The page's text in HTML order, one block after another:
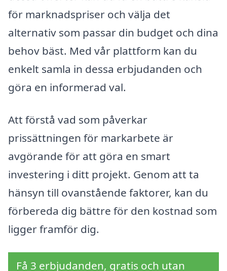
för marknadspriser och välja det
alternativ som passar din budget och dina
behov bäst. Med vår plattform kan du
enkelt samla in dessa erbjudanden och
göra en informerad val.
Att förstå vad som påverkar
prissättningen för markarbete är
avgörande för att göra en smart
investering i ditt projekt. Genom att ta
hänsyn till ovanstående faktorer, kan du
förbereda dig bättre för den kostnad som
ligger framför dig.
Få 3 erbjudanden, gratis och utan